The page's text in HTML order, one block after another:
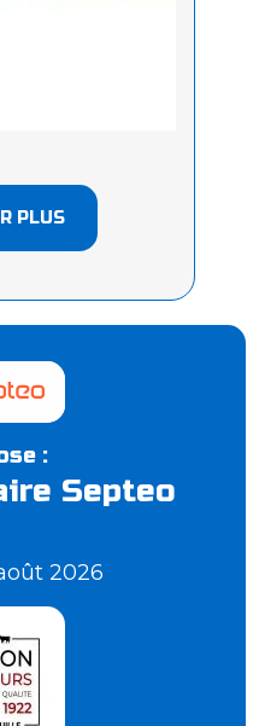
PLUS
:
Septeo
2026